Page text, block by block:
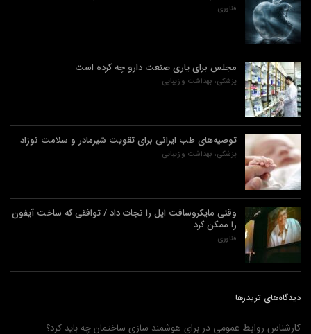
فناوری
مجلس برای یاری صنعت دارو چه کرده است
پزشکی، بهداشت و زیبایی
توصیه‌های طب ایرانی برای تقویت شیرمادر و سلامت نوزاد
پزشکی، بهداشت و زیبایی
وقتی مایکروسافت اپل را نجات داد / توافقی که ساخت آیفون
را ممکن کرد
فناوری
دیدگاه‌های تریدرها
کارشناس روابط عمومی در برای هوشمند سازی ساختمان چه باید کرد؟